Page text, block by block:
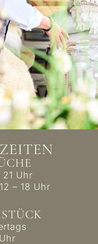
21 Uhr
– 18 Uhr